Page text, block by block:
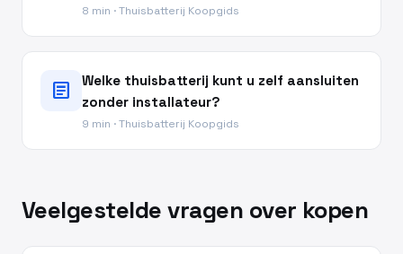
8 min · Thuisbatterij Koopgids
article
Welke thuisbatterij kunt u zelf aansluiten
zonder installateur?
9 min · Thuisbatterij Koopgids
Veelgestelde vragen over kopen